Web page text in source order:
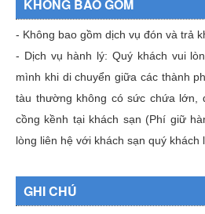
KHÔNG BAO GỒM
- Không bao gồm dịch vụ đón và trả
- Dịch vụ hành lý: Quý khách vui
mình khi di chuyển giữa các thành
tàu thường không có sức chứa lớn,
cồng kềnh tại khách sạn (Phí giữ
lòng liên hệ với khách sạn quý khách
GHI CHÚ